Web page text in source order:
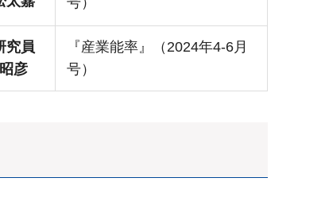
究員
彦
『産業能率』（2024年4-6月
号）